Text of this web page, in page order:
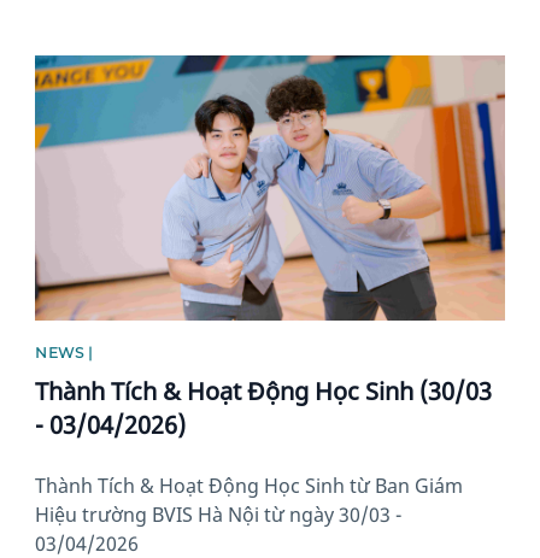
News image
NEWS |
Thành Tích & Hoạt Động Học Sinh (30/03
- 03/04/2026)
Thành Tích & Hoạt Động Học Sinh từ Ban Giám
Hiệu trường BVIS Hà Nội từ ngày 30/03 -
03/04/2026